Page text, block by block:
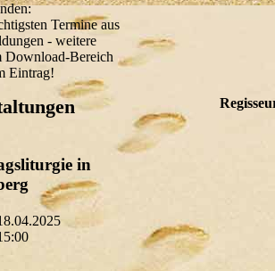
Termine aus
- weitere
Download-Bereich
Eintrag!
in